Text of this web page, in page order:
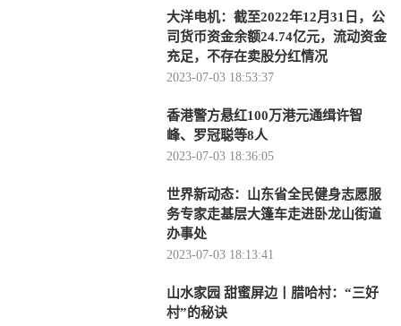
大洋电机：截至2022年12月31日，公
司货币资金余额24.74亿元，流动资金
充足，不存在卖股分红情况
2023-07-03 18:53:37
香港警方悬红100万港元通缉许智
峰、罗冠聪等8人
2023-07-03 18:36:05
世界新动态：山东省全民健身志愿服
务专家走基层大篷车走进卧龙山街道
办事处
2023-07-03 18:13:41
山水家园 甜蜜屏边丨腊哈村：“三好
村”的秘诀